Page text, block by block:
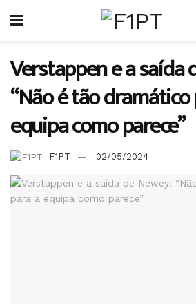
Verstappen e a saída
“Não é tão
equipa como parece”
F1PT 02/05/2024